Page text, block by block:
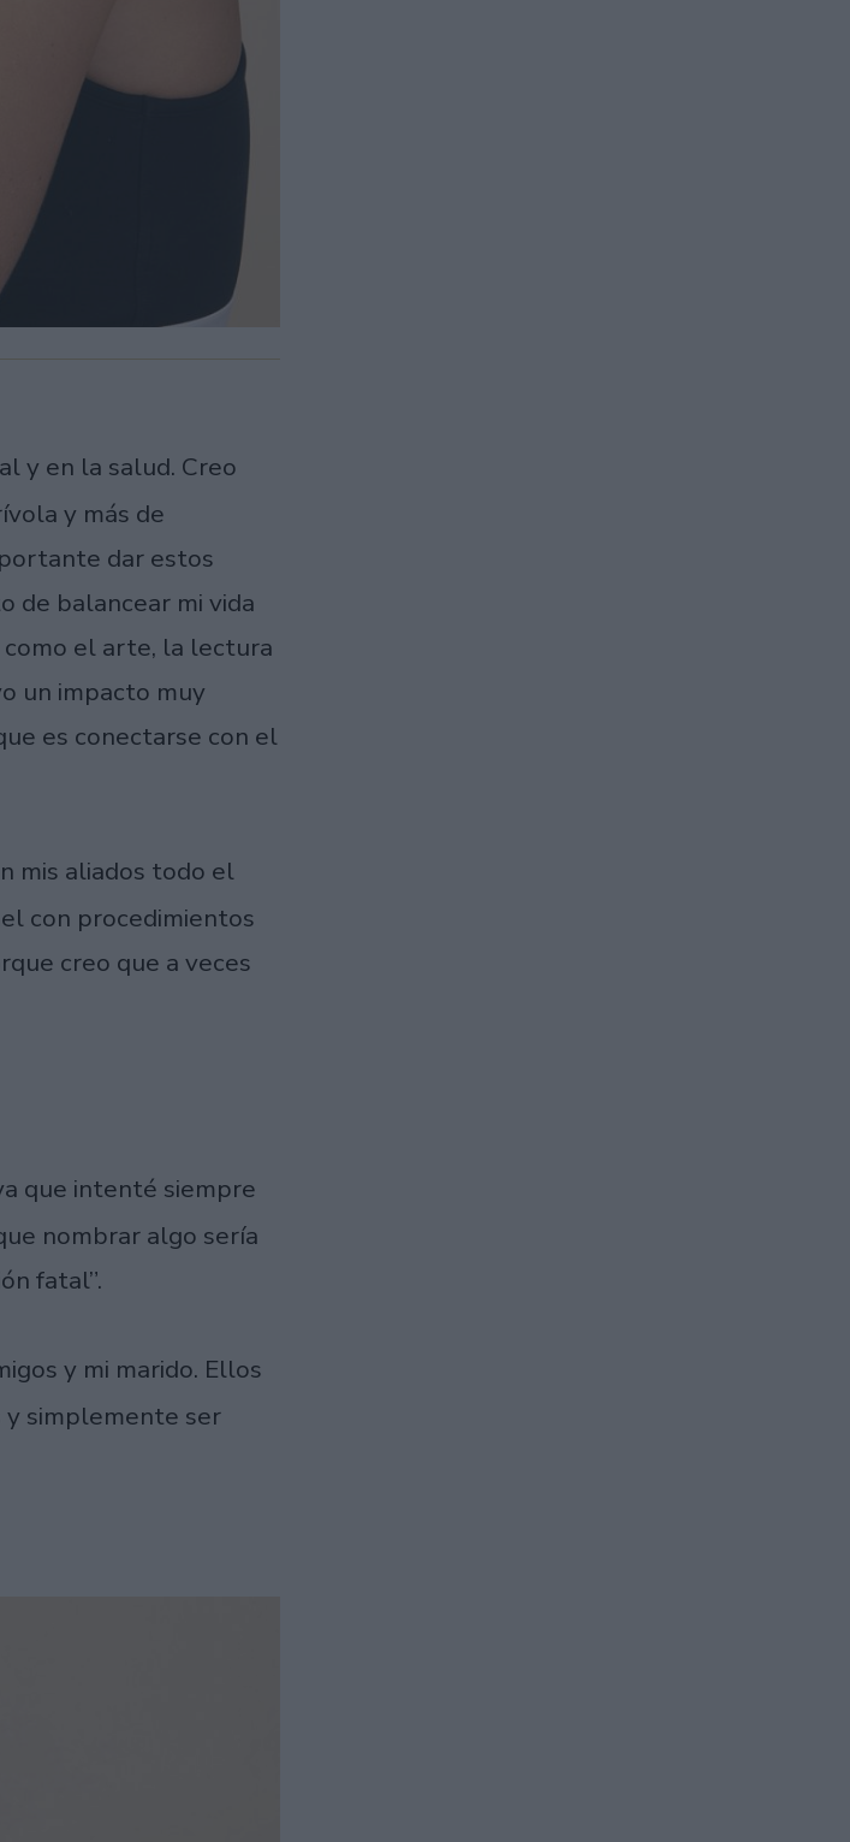
y en la salud. Creo
y más de
dar estos
de balancear mi vida
el arte, la lectura
un impacto muy
es conectarse con el
mis aliados todo el
con procedimientos
creo que a veces
que intenté siempre
nombrar algo sería
fatal”.
y mi marido. Ellos
y simplemente ser